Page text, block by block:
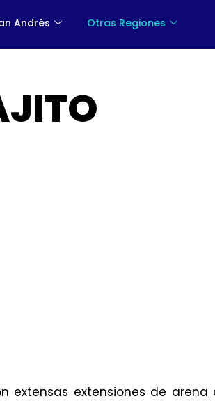
Andrés
Otras Regiones
extensas extensiones de